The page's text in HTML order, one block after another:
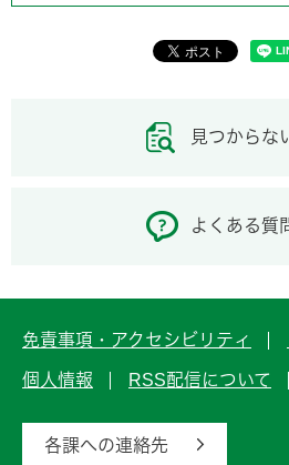
見つからな
よくある質
免責事項・アクセシビリティ
個人情報 RSS配信について
各課への連絡先